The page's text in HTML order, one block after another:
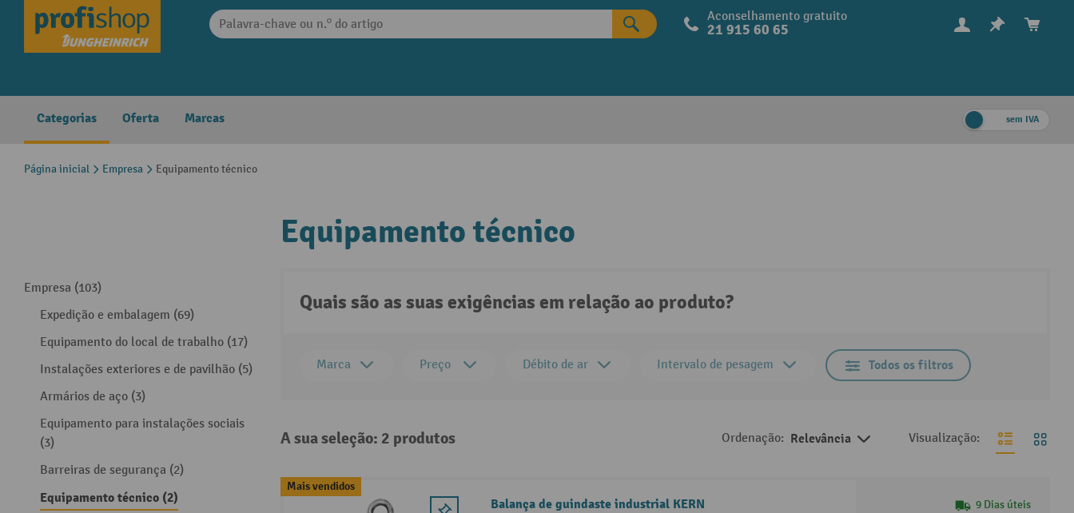
Saltar para a navegação principal Aconselhamento gratuito
21 915 60 65
Categorias Oferta Marcas sem IVA
Página inicial Empresa Equipamento técnico
Empresa (103)
Expedição e embalagem (69)
Equipamento do local de trabalho (17)
Instalações exteriores e de pavilhão (5)
Armários de aço (3)
Equipamento para instalações sociais
(3)
Barreiras de segurança (2)
Equipamento técnico (2)
Equipamento técnico
Quais são as suas exigências em relação ao produto?
Marca Preço Débito de ar Intervalo de pesagem Todos os filtros
A sua seleção: 2 produtos Ordenação: Relevância Visualização:
Mais vendidos
Balança de guindaste industrial KERN 9 Dias úteis